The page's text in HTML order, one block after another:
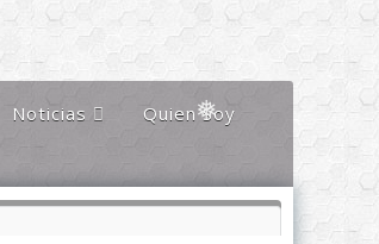
❅
❅
Noticias
Noticias
Quien Soy